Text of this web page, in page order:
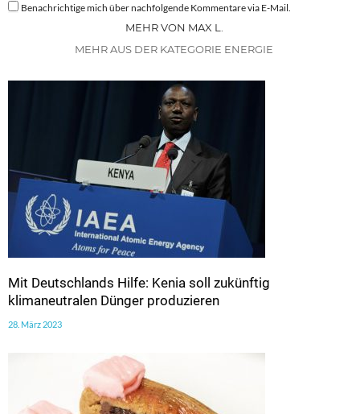
Benachrichtige mich über nachfolgende Kommentare via E-Mail.
MEHR VON MAX L.
MEHR AUS DER KATEGORIE ENERGIE
Mit Deutschlands Hilfe: Kenia soll zukünftig
klimaneutralen Dünger produzieren
28. März 2023